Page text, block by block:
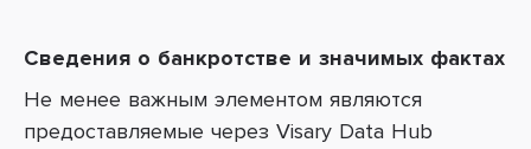
Сведения о банкротстве и значимых фактах
Не менее важным элементом являются
предоставляемые через Visary Data Hub